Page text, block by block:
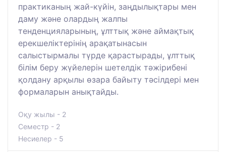
практиканың жай-күйін, заңдылықтары мен
даму және олардың жалпы
тенденцияларының, ұлттық және аймақтық
ерекшеліктерінің арақатынасын
салыстырмалы түрде қарастырады, ұлттық
білім беру жүйелерін шетелдік тәжірибені
қолдану арқылы өзара байыту тәсілдері мен
формаларын анықтайды.
Оқу жылы - 2
Семестр - 2
Несиелер - 5